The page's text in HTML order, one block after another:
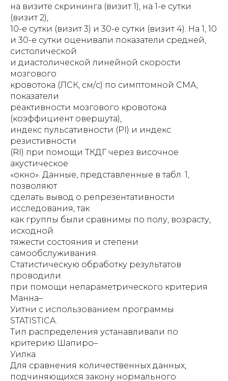
на визите скрининга (визит 1), на 1-е сутки
(визит 2),
10-е сутки (визит 3) и 30-е сутки (визит 4). На 1, 10
и 30-е сутки оценивали показатели средней,
систолической
и диастолической линейной скорости
мозгового
кровотока (ЛСК, см/с) по симптомной СМА,
показатели
реактивности мозгового кровотока
(коэффициент овершута),
индекс пульсативности (PI) и индекс
резистивности
(RI) при помощи ТКДГ через височное
акустическое
«окно». Данные, представленные в табл. 1,
позволяют
сделать вывод о репрезентативности
исследования, так
как группы были сравнимы по полу, возрасту,
исходной
тяжести состояния и степени
самообслуживания.
Статистическую обработку результатов
проводили
при помощи непараметрического критерия
Манна–
Уитни с использованием программы
STATISTICA.
Тип распределения устанавливали по
критерию Шапиро–
Уилка.
Для сравнения количественных данных,
подчиняющихся закону нормального